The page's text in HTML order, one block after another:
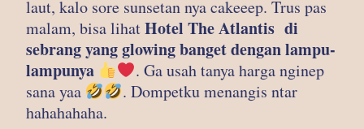
laut, kalo sore sunsetan nya cakeeep. Trus pas
malam, bisa lihatHotel The Atlantis di
sebrang yang glowing banget dengan lampu-
lampunya
. Ga usah tanya harga nginep
sana yaa
. Dompetku menangis ntar
hahahahaha.